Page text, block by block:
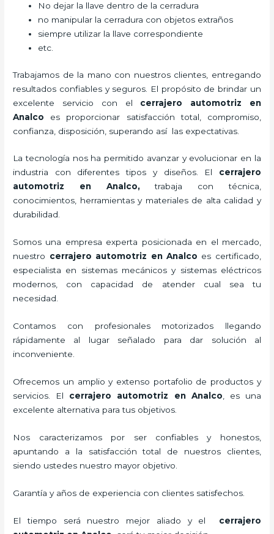
No dejar la llave dentro de la cerradura
no manipular la cerradura con objetos extraños
siempre utilizar la llave correspondiente
etc.
Trabajamos de la mano con nuestros clientes, entregando
resultados confiables y seguros. El propósito de brindar un
excelente servicio con el cerrajero automotriz en
Analco es proporcionar satisfacción total, compromiso,
confianza, disposición, superando así las expectativas.
La tecnología nos ha permitido avanzar y evolucionar en la
industria con diferentes tipos y diseños. El cerrajero
automotriz en Analco,trabaja con técnica,
conocimientos, herramientas y materiales de alta calidad y
durabilidad.
Somos una empresa experta posicionada en el mercado,
nuestro cerrajero automotriz en Analco es certificado,
especialista en sistemas mecánicos y sistemas eléctricos
modernos, con capacidad de atender cual sea tu
necesidad.
Contamos con profesionales motorizados llegando
rápidamente al lugar señalado para dar solución al
inconveniente.
Ofrecemos un amplio y extenso portafolio de productos y
servicios. El cerrajero automotriz en Analco , es una
excelente alternativa para tus objetivos.
Nos caracterizamos por ser confiables y honestos,
apuntando a la satisfacción total de nuestros clientes,
siendo ustedes nuestro mayor objetivo.
Garantía y años de experiencia con clientes satisfechos.
El tiempo será nuestro mejor aliado y el cerrajero